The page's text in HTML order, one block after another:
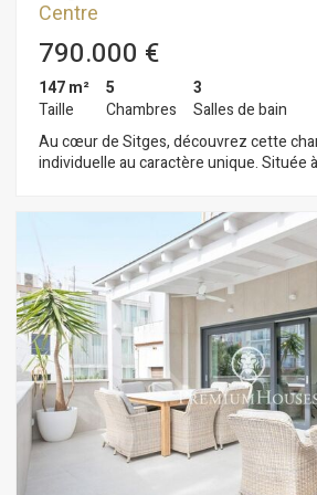
Centre
790.000 €
147 m²
Taille
5
Chambres
3
Salles de bain
Au cœur de Sitges, découvrez cette
individuelle au caractère unique. Située
rez-de-chaussée, l'espace de vie
d'entrée avec salon-salle à manger et
une cuisine indépendante avec accès à
trouvons également un cellier et des
premier étage, l'espace nuit se compose
: trois chambres doubles et une chambre
chambres doubles est particulièrement
de bain complète cet étage, qui
grande terrasse donnant sur la rue. Au deuxième étage, vous
trouverez une autre chambre double,
complète et une terrasse donnant sur la rue. Au
étage, une grande terrasse orientée